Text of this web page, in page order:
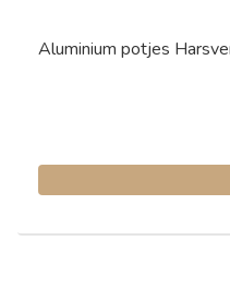
Aluminium potjes